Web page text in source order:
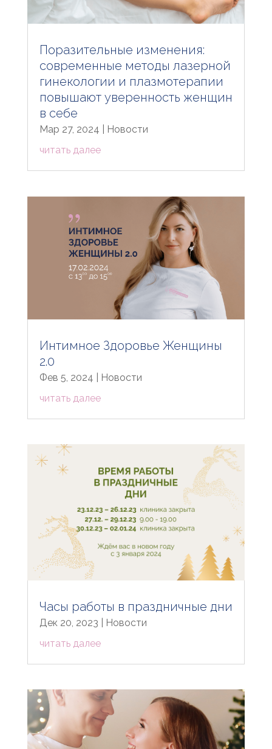
Поразительные изменения:
современные методы лазерной
гинекологии и плазмотерапии
повышают уверенность женщин
в себе
Мар 27, 2024
Новости
читать далее
Интимное Здоровье Женщины
2.0
Фев 5, 2024
Новости
читать далее
Часы работы в праздничные дни
Дек 20, 2023
Новости
читать далее